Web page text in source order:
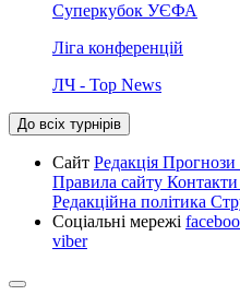
Суперкубок УЄФА
Ліга конференцій
ЛЧ - Top News
До всіх турнірів
Сайт Редакція Прогнози
Правила сайту Контакти
Редакційна політика
Соціальні мережі
viber